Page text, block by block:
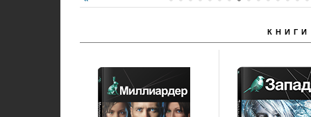
КНИГИ